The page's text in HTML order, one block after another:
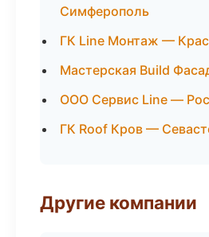
Симферополь
ГК Line Монтаж —
Мастерская Build
ООО Сервис Line —
ГК Roof Кров —
Другие компании